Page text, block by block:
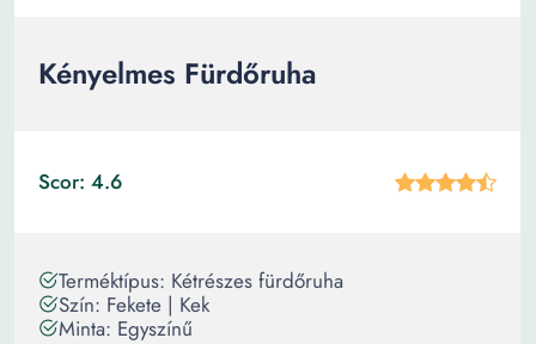
Kényelmes Fürdőruha
Scor: 4.6
Terméktípus: Kétrészes fürdőruha
Szín: Fekete | Kek
Minta: Egyszínű